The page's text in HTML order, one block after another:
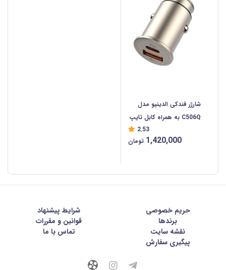
شارژر فندکی الدینیو مدل
C506Q به همراه کابل تایپ
2.53
1,420,000 تومان
حریم خصوصی
شرايط پيشنهاد
برندها
قوانین و مقررات
نقشه سایت
تماس با ما
پیگیری سفارش